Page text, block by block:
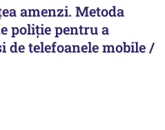
amenzi. Metoda
poliție pentru a
telefoanele mobile /